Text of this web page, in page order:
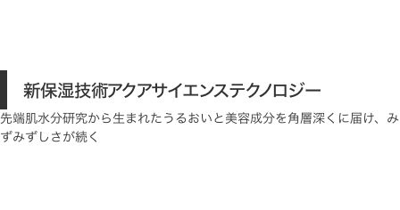
新保湿技術アクアサイエンステクノロジー
先端肌水分研究から生まれたうるおいと美容成分を角層深くに届け、み
ずみずしさが続く